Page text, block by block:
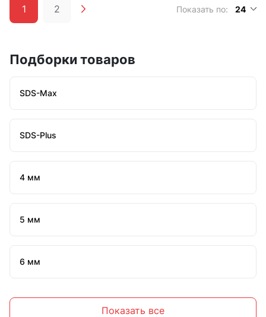
1 2 Показать по: 24
Подборки товаров
SDS-Max
SDS-Plus
4 мм
5 мм
6 мм
Показать все